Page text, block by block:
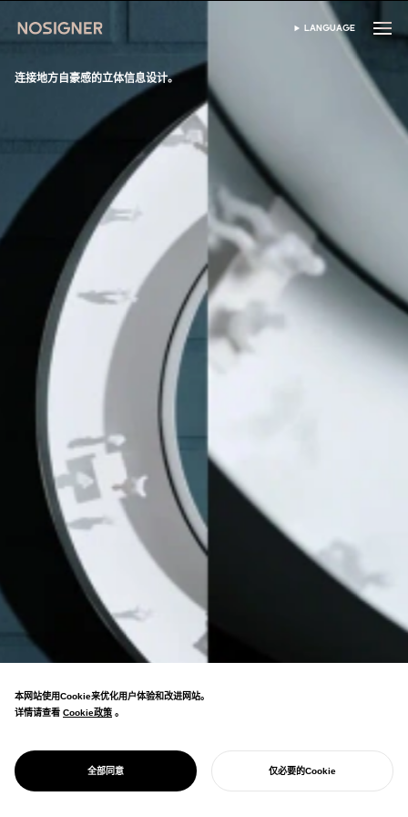
首页 SELECT LANGUAGE
LANGUAGE
连接地方自豪感的立体信息设计。
SIGNAGE DESIGN
标识・环境设计
标识・环境设计是人们认知空间、进行移动的本
本网站使用Cookie来优化用户体验和改进网站。
详情请查看 Cookie政策
Cookie政策 。
全部同意 仅必要的Cookie